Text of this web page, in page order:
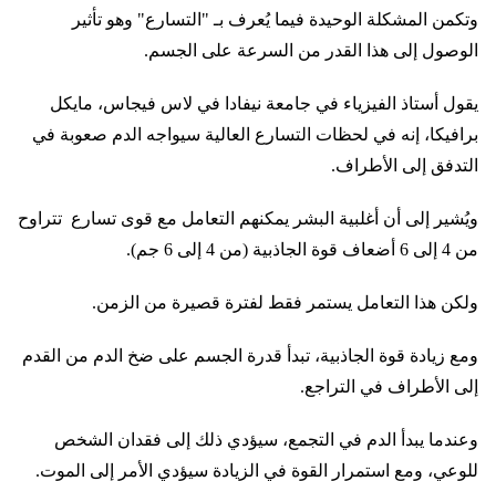
وتكمن المشكلة الوحيدة فيما يُعرف بـ "التسارع" وهو تأثير
الوصول إلى هذا القدر من السرعة على الجسم.
يقول أستاذ الفيزياء في جامعة نيفادا في لاس فيجاس، مايكل
برافيكا، إنه في لحظات التسارع العالية سيواجه الدم صعوبة في
التدفق إلى الأطراف.
ويُشير إلى أن أغلبية البشر يمكنهم التعامل مع قوى تسارع تتراوح
من 4 إلى 6 أضعاف قوة الجاذبية (من 4 إلى 6 جم).
ولكن هذا التعامل يستمر فقط لفترة قصيرة من الزمن.
ومع زيادة قوة الجاذبية، تبدأ قدرة الجسم على ضخ الدم من القدم
إلى الأطراف في التراجع.
وعندما يبدأ الدم في التجمع، سيؤدي ذلك إلى فقدان الشخص
للوعي، ومع استمرار القوة في الزيادة سيؤدي الأمر إلى الموت.